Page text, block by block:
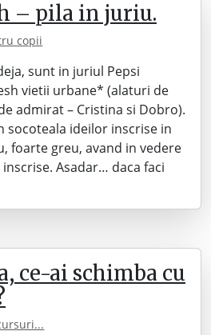
– pila in juriu.
copii
sunt in juriul Pepsi
vietii urbane* (alaturi de
admirat – Cristina si Dobro).
socoteala ideilor inscrise in
foarte greu, avand in vedere
Asadar… daca faci
ce-ai schimba cu